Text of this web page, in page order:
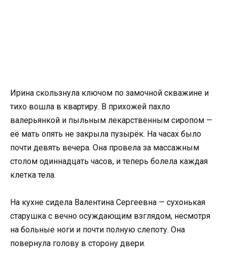
Ирина скользнула ключом по замочной скважине и
тихо вошла в квартиру. В прихожей пахло
валерьянкой и пыльным лекарственным сиропом —
её мать опять не закрыла пузырёк. На часах было
почти девять вечера. Она провела за массажным
столом одиннадцать часов, и теперь болела каждая
клетка тела.
На кухне сидела Валентина Сергеевна — сухонькая
старушка с вечно осуждающим взглядом, несмотря
на больные ноги и почти полную слепоту. Она
повернула голову в сторону двери.